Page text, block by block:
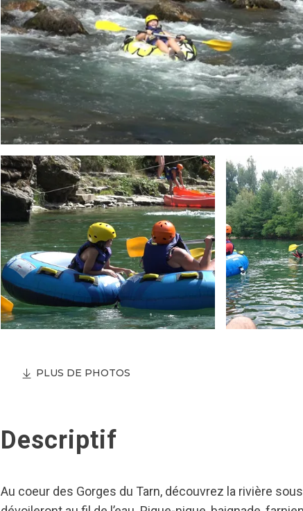
PLUS DE PHOTOS
Descriptif
Au coeur des Gorges du Tarn, découvrez la rivière